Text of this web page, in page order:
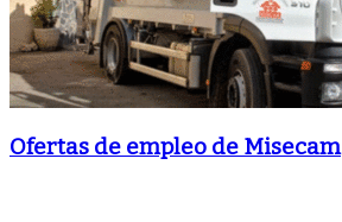
Ofertas de empleo de Misecam